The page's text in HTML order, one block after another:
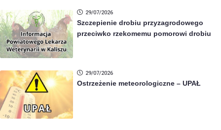
29/07/2026
Szczepienie drobiu przyzagrodowego
przeciwko rzekomemu pomorowi drobiu
29/07/2026
Ostrzeżenie meteorologiczne – UPAŁ